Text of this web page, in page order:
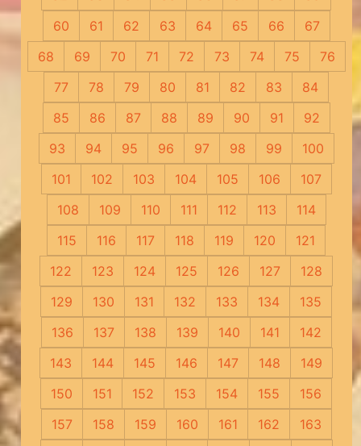
60
61 62 63 64 65 66
67
68
69 70 71 72 73 74 75
76
77
78 79 80 81 82 83
84
85
86 87 88 89 90 91
92
93
94 95 96 97 98 99
100
101
102 103 104 105 106
107
108
109 110 111 112 113
114
115
116 117 118 119 120
121
122
123 124 125 126 127
128
129
130 131 132 133 134
135
136
137 138 139 140 141
142
143
144 145 146 147 148
149
150
151 152 153 154 155
156
157
158 159 160 161 162
163